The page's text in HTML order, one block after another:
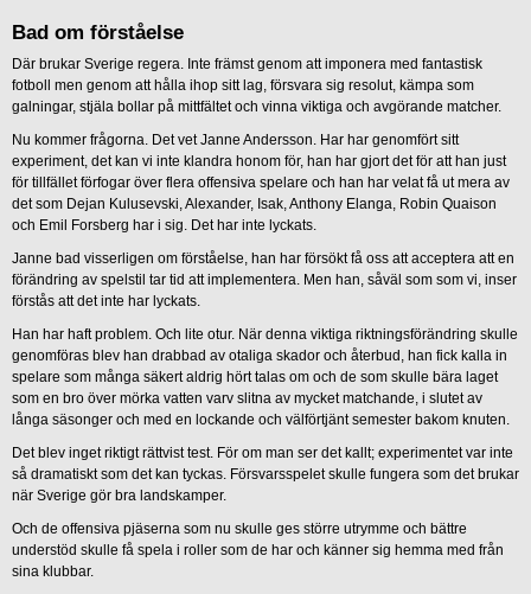
Bad om förståelse
Där brukar Sverige regera. Inte främst genom att imponera med fantastisk
fotboll men genom att hålla ihop sitt lag, försvara sig resolut, kämpa som
galningar, stjäla bollar på mittfältet och vinna viktiga och avgörande matcher.
Nu kommer frågorna. Det vet Janne Andersson. Har har genomfört sitt
experiment, det kan vi inte klandra honom för, han har gjort det för att han just
för tillfället förfogar över flera offensiva spelare och han har velat få ut mera av
det som Dejan Kulusevski, Alexander, Isak, Anthony Elanga, Robin Quaison
och Emil Forsberg har i sig. Det har inte lyckats.
Janne bad visserligen om förståelse, han har försökt få oss att acceptera att en
förändring av spelstil tar tid att implementera. Men han, såväl som som vi, inser
förstås att det inte har lyckats.
Han har haft problem. Och lite otur. När denna viktiga riktningsförändring skulle
genomföras blev han drabbad av otaliga skador och återbud, han fick kalla in
spelare som många säkert aldrig hört talas om och de som skulle bära laget
som en bro över mörka vatten varv slitna av mycket matchande, i slutet av
långa säsonger och med en lockande och välförtjänt semester bakom knuten.
Det blev inget riktigt rättvist test. För om man ser det kallt; experimentet var inte
så dramatiskt som det kan tyckas. Försvarsspelet skulle fungera som det brukar
när Sverige gör bra landskamper.
Och de offensiva pjäserna som nu skulle ges större utrymme och bättre
understöd skulle få spela i roller som de har och känner sig hemma med från
sina klubbar.